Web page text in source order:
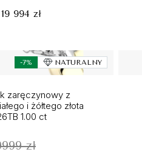
994 zł
-7% NATURALNY
zaręczynowy z
i żółtego złota
1.00 ct
zł